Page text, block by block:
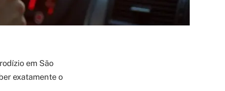
em São
exatamente o